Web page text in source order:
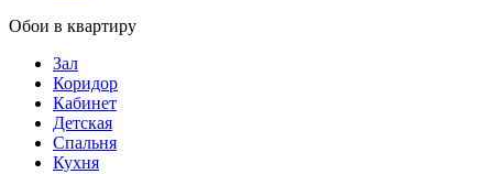
Обои в квартиру
Зал
Коридор
Кабинет
Детская
Спальня
Кухня